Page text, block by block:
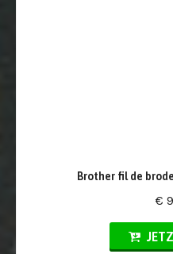
Brother fil de
€